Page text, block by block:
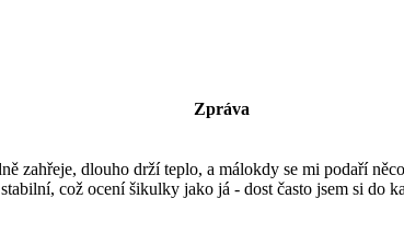
Zpráva
zahřeje, dlouho drží teplo, a málokdy se mi podaří
což ocení šikulky jako já - dost často jsem si do